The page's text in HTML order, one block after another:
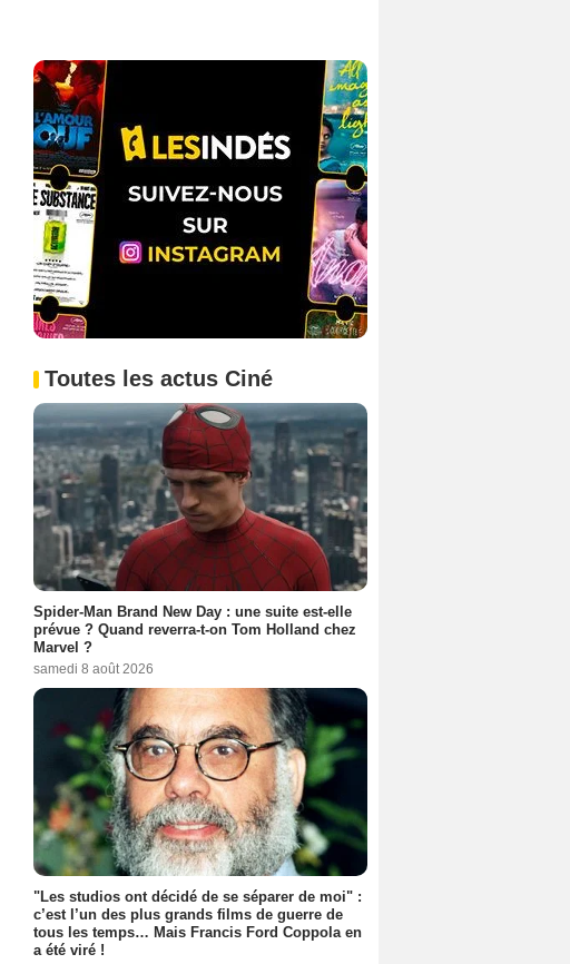
Toutes les actus Ciné
Spider-Man Brand New Day : une suite est-elle
prévue ? Quand reverra-t-on Tom Holland chez
Marvel ?
samedi 8 août 2026
"Les studios ont décidé de se séparer de moi" :
c’est l’un des plus grands films de guerre de
tous les temps… Mais Francis Ford Coppola en
a été viré !